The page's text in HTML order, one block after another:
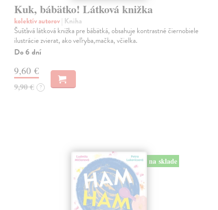
Kuk, bábätko! Látková knižka
kolektív autorov| Kniha
Šušťavá látková knižka pre bábätká, obsahuje kontrastné čiernobiele
ilustrácie zvierat, ako veľryba,mačka, včielka.
Do 6 dní
9,60 €
9,90 € ?
na sklade